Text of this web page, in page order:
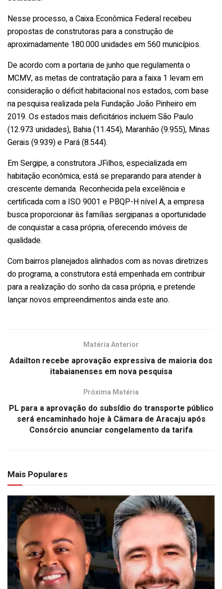
Nesse processo, a Caixa Econômica Federal recebeu
propostas de construtoras para a construção de
aproximadamente 180.000 unidades em 560 municípios.
De acordo com a portaria de junho que regulamenta o
MCMV, as metas de contratação para a faixa 1 levam em
consideração o déficit habitacional nos estados, com base
na pesquisa realizada pela Fundação João Pinheiro em
2019. Os estados mais deficitários incluem São Paulo
(12.973 unidades), Bahia (11.454), Maranhão (9.955), Minas
Gerais (9.939) e Pará (8.544).
Em Sergipe, a construtora JFilhos, especializada em
habitação econômica, está se preparando para atender à
crescente demanda. Reconhecida pela excelência e
certificada com a ISO 9001 e PBQP-H nível A, a empresa
busca proporcionar às famílias sergipanas a oportunidade
de conquistar a casa própria, oferecendo imóveis de
qualidade.
Com bairros planejados alinhados com as novas diretrizes
do programa, a construtora está empenhada em contribuir
para a realização do sonho da casa própria, e pretende
lançar novos empreendimentos ainda este ano.
Matéria Anterior
Adailton recebe aprovação expressiva de maioria dos
itabaianenses em nova pesquisa
Próxima Matéria
PL para a aprovação do subsídio do transporte público
será encaminhado hoje à Câmara de Aracaju após
Consórcio anunciar congelamento da tarifa
Mais Populares